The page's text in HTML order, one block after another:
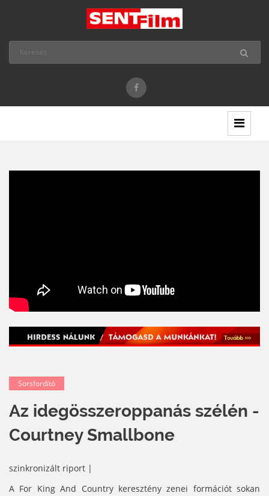
Sorsfordító
Az idegösszeroppanás szélén -
Courtney Smallbone
szinkronizált riport |
A For King And Country keresztény zenei formációt sokan